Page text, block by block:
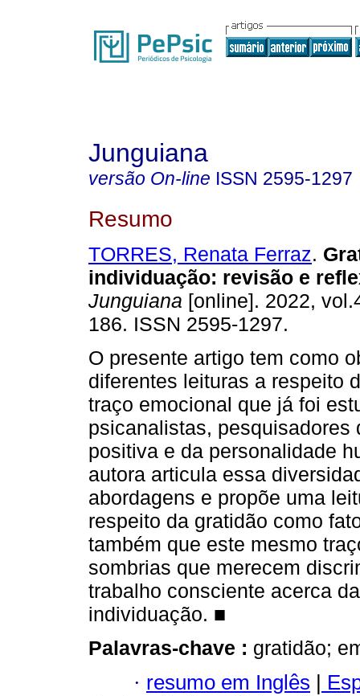
Junguiana
versão On-line ISSN 2595-1297
Resumo
TORRES, Renata Ferraz.
individuação: revisão e
Junguiana [online]. 2022,
186. ISSN 2595-1297.
O presente artigo tem como
diferentes leituras a respeito
traço emocional que já foi
psicanalistas, pesquisadores
positiva e da personalidade
autora articula essa
abordagens e propõe uma
respeito da gratidão como
também que este mesmo
sombrias que merecem
trabalho consciente acerca
individuação. ■
Palavras-chave : gratidão;
· resumo em Inglês |